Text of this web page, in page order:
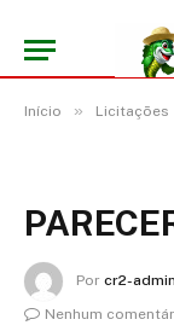
Início » Licitações
Por cr2-
Nenhum